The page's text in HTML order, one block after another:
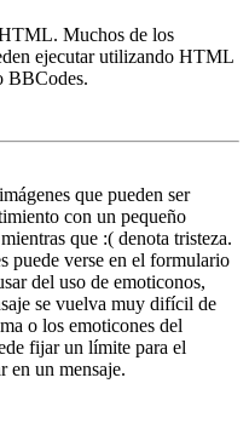
Muchos de los
ejecutar utilizando HTML
BBCodes.
que pueden ser
con un pequeño
que :( denota tristeza.
puede verse en el formulario
del uso de emoticonos,
se vuelva muy difícil de
o los emoticones del
fijar un límite para el
en un mensaje.